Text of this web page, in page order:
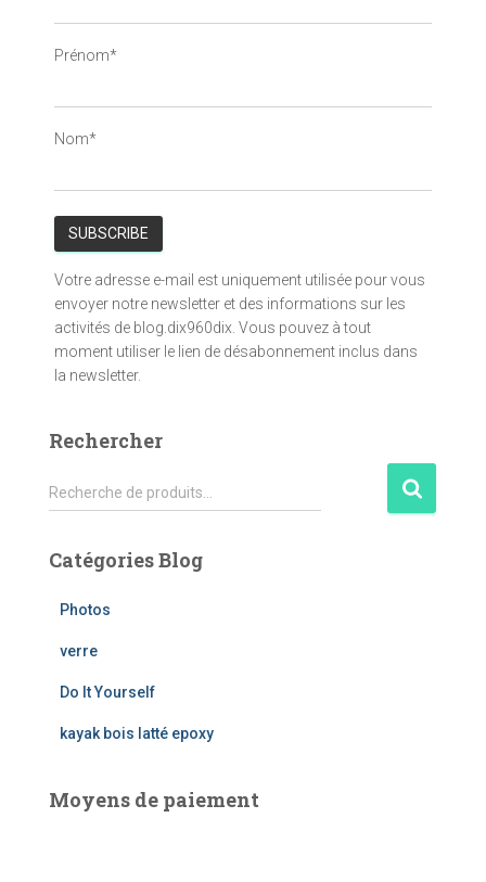
Prénom*
Nom*
Votre adresse e-mail est uniquement utilisée pour vous
envoyer notre newsletter et des informations sur les
activités de blog.dix960dix. Vous pouvez à tout
moment utiliser le lien de désabonnement inclus dans
la newsletter.
Rechercher
R
e
h
Recherche de produits…
Catégories Blog
Photos
verre
Do It Yourself
kayak bois latté epoxy
Moyens de paiement